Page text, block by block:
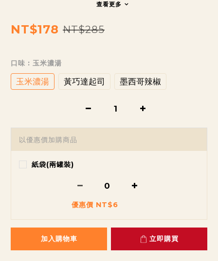
查看更多
NT$178 NT$285
口味 : 玉米濃湯
玉米濃湯 黃巧達起司 墨西哥辣椒
以優惠價加購商品
紙袋(兩罐裝)
優惠價 NT$6
加入購物車 立即購買